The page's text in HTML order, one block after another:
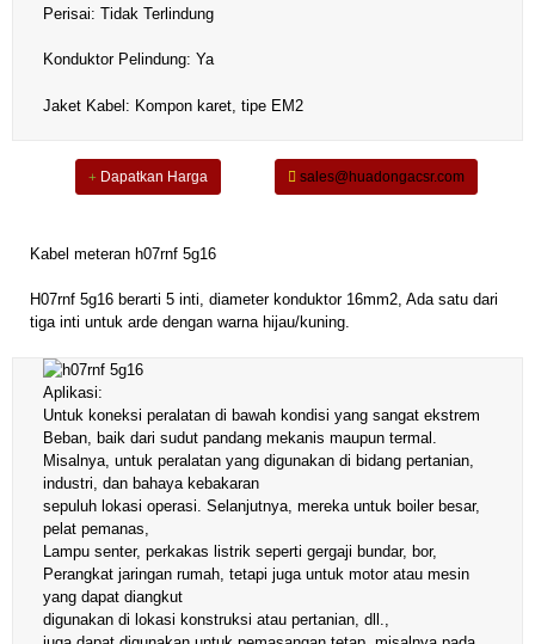
Perisai: Tidak Terlindung
Konduktor Pelindung: Ya
Jaket Kabel: Kompon karet, tipe EM2
Dapatkan Harga sales@huadongacsr.com
Kabel meteran h07rnf 5g16
H07rnf 5g16 berarti 5 inti, diameter konduktor 16mm2, Ada satu dari
tiga inti untuk arde dengan warna hijau/kuning.
Aplikasi:
Untuk koneksi peralatan di bawah kondisi yang sangat ekstrem
Beban, baik dari sudut pandang mekanis maupun termal.
Misalnya, untuk peralatan yang digunakan di bidang pertanian,
industri, dan bahaya kebakaran
sepuluh lokasi operasi. Selanjutnya, mereka untuk boiler besar,
pelat pemanas,
Lampu senter, perkakas listrik seperti gergaji bundar, bor,
Perangkat jaringan rumah, tetapi juga untuk motor atau mesin
yang dapat diangkut
digunakan di lokasi konstruksi atau pertanian, dll.,